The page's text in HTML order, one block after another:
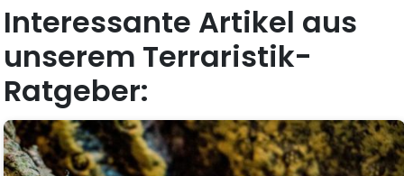
Interessante Artikel aus
unserem Terraristik-
Ratgeber: